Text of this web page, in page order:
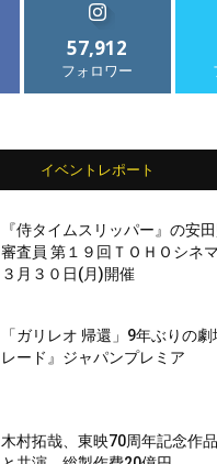
57,912
フォロワー
イベントレポート
『侍タイムスリッパー』の安
審査員 第１９回ＴＯＨＯシネ
３月３０日(月)開催
「ガリレオ 帰還」9年ぶりの
レード』ジャパンプレミア
木村拓哉、東映70周年記念作